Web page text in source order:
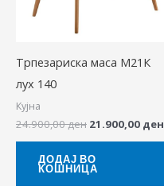
Трпезариска маса М21К
лух 140
Кујна
24.900,00ден 21.900,00 ден
ДОДАЈ ВО
КОШНИЦА